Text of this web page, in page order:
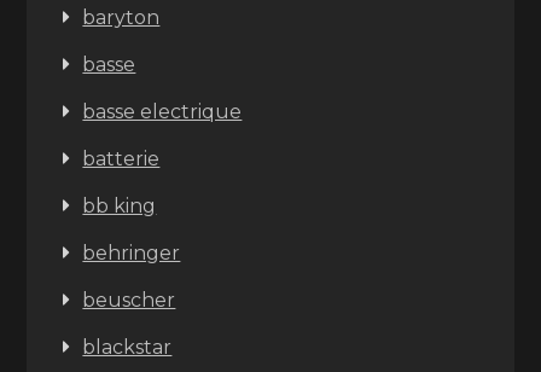
baryton
basse
basse electrique
batterie
bb king
behringer
beuscher
blackstar